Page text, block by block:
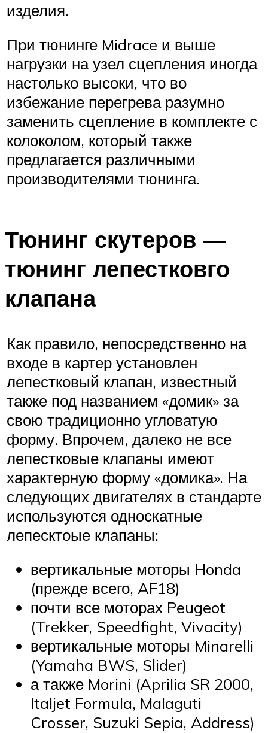
изделия.
При тюнинге Midrace и выше
нагрузки на узел сцепления иногда
настолько высоки, что во
избежание перегрева разумно
заменить сцепление в комплекте с
колоколом, который также
предлагается различными
производителями тюнинга.
Тюнинг скутеров —
тюнинг лепестковго
клапана
Как правило, непосредственно на
входе в картер установлен
лепестковый клапан, известный
также под названием «домик» за
свою традиционно угловатую
форму. Впрочем, далеко не все
лепестковые клапаны имеют
характерную форму «домика». На
следующих двигателях в стандарте
используются односкатные
лепесктоые клапаны:
вертикальные моторы Honda
(прежде всего, AF18)
почти все моторах Peugeot
(Trekker, Speedfight, Vivacity)
вертикальные моторы Minarelli
(Yamaha BWS, Slider)
а также Morini (Aprilia SR 2000,
Italjet Formula, Malaguti
Crosser, Suzuki Sepia, Address)